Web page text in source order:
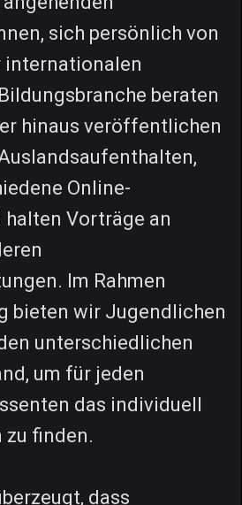
sich persönlich von
internationalen
beraten
hinaus veröffentlichen
Online-
Vorträge an
Im Rahmen
bieten wir Jugendlichen
unterschiedlichen
um für jeden
das individuell
zu finden.
dass